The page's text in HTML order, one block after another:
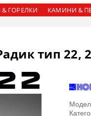
ГОРЕЛКИ КАМИНИ &
тип 22,